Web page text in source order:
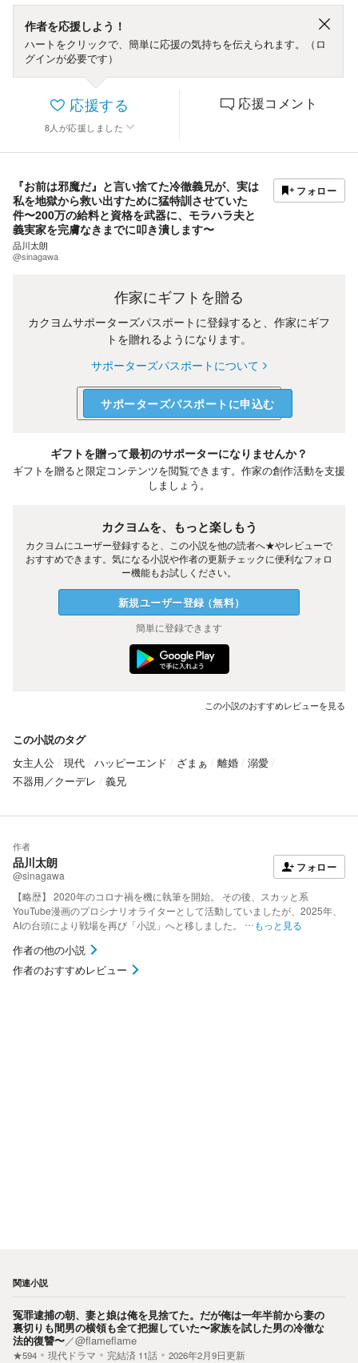
作者を応援しよう！
ハートをクリックで、簡単に応援の気持ちを伝えられます。（ロ
グインが必要です）
応援する
8 人 が応援しました
応援コメント
『お前は邪魔だ』と言い捨てた冷徹義兄が、実は
私を地獄から救い出すために猛特訓させていた
件〜200万の給料と資格を武器に、モラハラ夫と
義実家を完膚なきまでに叩き潰します〜
品川太朗
@sinagawa
フォロー
作家にギフトを贈る
カクヨムサポーターズパスポートに登録すると、作家にギフ
トを贈れるようになります。
サポーターズパスポートについて
サポーターズパスポートに申込む
ギフトを贈って最初のサポーターになりませんか？
ギフトを贈ると限定コンテンツを閲覧できます。作家の創作活動を支援
しましょう。
カクヨムを、もっと楽しもう
カクヨムにユーザー登録すると、この小説を他の読者へ★やレビューで
おすすめできます。気になる小説や作者の更新チェックに便利なフォロ
ー機能もお試しください。
新規ユーザー登録（無料）
簡単に登録できます
この小説のおすすめレビューを見る
この小説のタグ
女主人公
現代 ハッピーエンド ざまぁ 離婚
溺愛
不器用／クーデレ
義兄
作者
品川太朗
@sinagawa
フォロー
【略歴】 2020年のコロナ禍を機に執筆を開始。 その後、スカッと系
YouTube漫画のプロシナリオライターとして活動していましたが、2025年、
AIの台頭により戦場を再び「小説」へと移しました。 …もっと見る
作者の他の小説
作者のおすすめレビュー
関連小説
冤罪逮捕の朝、妻と娘は俺を見捨てた。だが俺は一年半前から妻の
裏切りも間男の横領も全て把握していた〜家族を試した男の冷徹な
法的復讐〜／@flameflame
★594 現代ドラマ 完結済 11話 2026年2月9日更新